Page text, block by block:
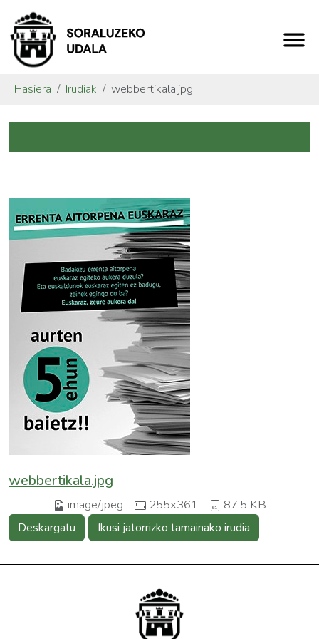
Hasiera Irudiak webbertikala.jpg
webbertikala.jpg
image/jpeg 255x361 87.5 KB
Deskargatu Ikusi jatorrizko tamainako irudia